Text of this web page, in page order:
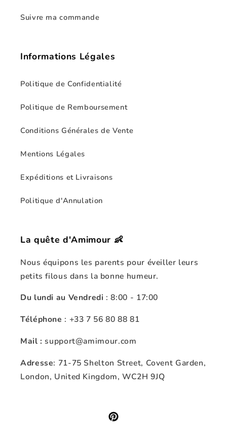
Suivre ma commande
Informations Légales
Politique de Confidentialité
Politique de Remboursement
Conditions Générales de Vente
Mentions Légales
Expéditions et Livraisons
Politique d'Annulation
La quête d'Amimour 👶
Nous équipons les parents pour éveiller leurs
petits filous dans la bonne humeur.
Du lundi au Vendredi : 8:00 - 17:00
Téléphone : +33 7 56 80 88 81
Mail :support@amimour.com
Adresse: 71-75 Shelton Street, Covent Garden,
London, United Kingdom, WC2H 9JQ
Pinterest